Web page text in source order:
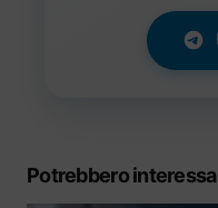
Potrebbero